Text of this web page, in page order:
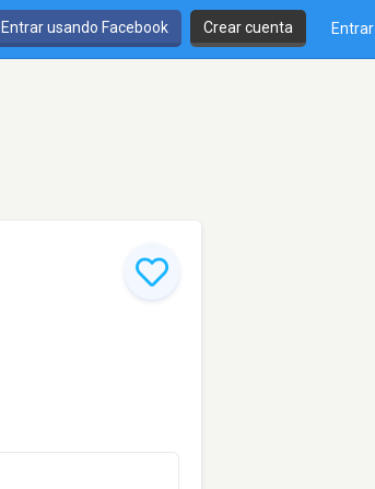
Entrar usando Facebook Crear cuenta Entrar